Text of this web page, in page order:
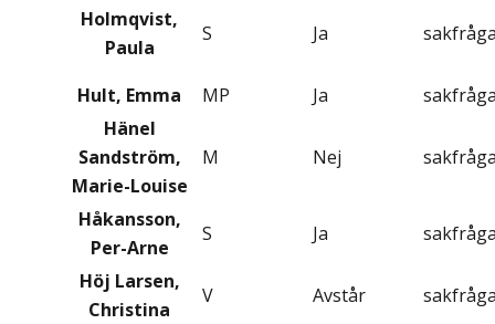
Holmqvist,
Paula
S Ja
Hult, Emma MP Ja
Hänel
Sandström,
Marie-Louise
M Nej
Håkansson,
Per-Arne
S Ja
Höj Larsen,
Christina
V Avstår